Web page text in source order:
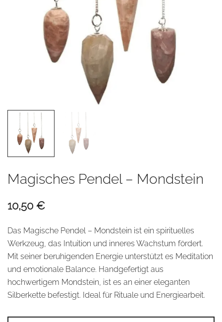
Magisches Pendel – Mondstein
10,50 €
Das Magische Pendel – Mondstein ist ein spirituelles
Werkzeug, das Intuition und inneres Wachstum fördert.
Mit seiner beruhigenden Energie unterstützt es Meditation
und emotionale Balance. Handgefertigt aus
hochwertigem Mondstein, ist es an einer eleganten
Silberkette befestigt. Ideal für Rituale und Energiearbeit.